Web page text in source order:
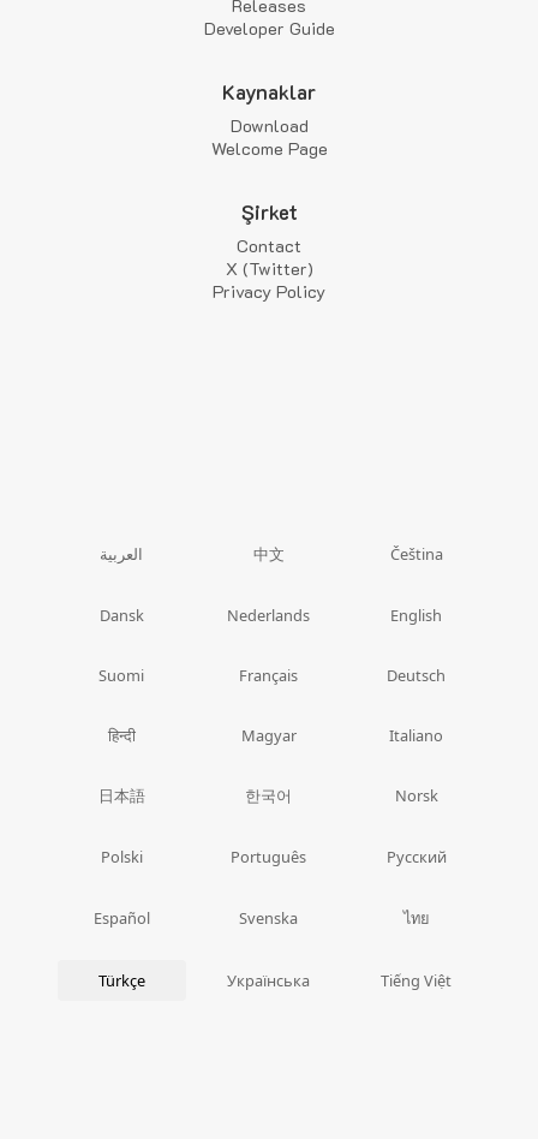
Releases
Developer Guide
Kaynaklar
Download
Welcome Page
Şirket
Contact
X (Twitter)
Privacy Policy
العربية 中文 Čeština
Dansk Nederlands English
Suomi Français Deutsch
हिन्दी Magyar Italiano
日本語 한국어 Norsk
Polski Português Русский
Español Svenska ไทย
Türkçe Українська Tiếng Việt